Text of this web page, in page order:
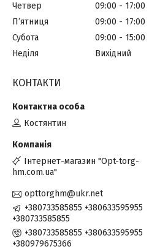
Четвер
09:00
17:00
Пʼятниця
09:00
17:00
Субота
09:00
15:00
Неділя
Вихідний
КОНТАКТИ
Костянтин
Інтернет-магазин "Opt-torg-
hm.com.ua"
opttorghm@ukr.net
+380733585855 +380633595955
+380733585855
+380733585855 +380633595955
+380979675366